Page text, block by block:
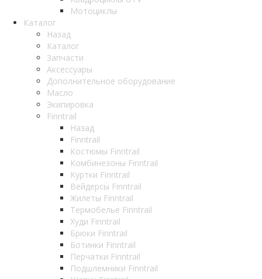
Мотоциклы
Каталог
Назад
Каталог
Запчасти
Аксессуары
Дополнительное оборудование
Масло
Экипировка
Finntrail
Назад
Finntrail
Костюмы Finntrail
Комбинезоны Finntrail
Куртки Finntrail
Вейдерсы Finntrail
Жилеты Finntrail
Термобелье Finntrail
Худи Finntrail
Брюки Finntrail
Ботинки Finntrail
Перчатки Finntrail
Подшлемники Finntrail